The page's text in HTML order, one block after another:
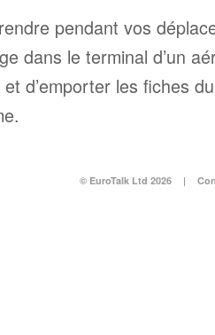
pendant vos
dans le terminal d’un
et d’emporter les fiches
© EuroTalk Ltd 2026 |